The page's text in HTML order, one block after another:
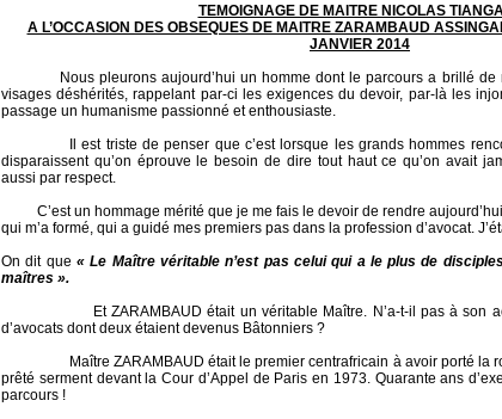
TEMOIGNAGE DE MAITRE NICOLAS
A L’OCCASION DES OBSEQUES DE MAITRE ZARAMBAUD
JANVIER 2014
Nous pleurons aujourd’hui un homme dont le parcours a brillé de
visages déshérités, rappelant par-ci les exigences du devoir, par-là les
passage un humanisme passionné et enthousiaste.
Il est triste de penser que c’est lorsque les grands hommes
disparaissent qu’on éprouve le besoin de dire tout haut ce qu’on avait
aussi par respect.
C’est un hommage mérité que je me fais le devoir de rendre aujourd’hui
qui m’a formé, qui a guidé mes premiers pas dans la profession d’avocat.
On dit que « Le Maître véritable n’est pas celui qui a le plus de
maîtres ».
Et ZARAMBAUD était un véritable Maître. N’a-t-il pas à son
d’avocats dont deux étaient devenus Bâtonniers ?
Maître ZARAMBAUD était le premier centrafricain à avoir porté la
prêté serment devant la Cour d’Appel de Paris en 1973. Quarante ans
parcours !